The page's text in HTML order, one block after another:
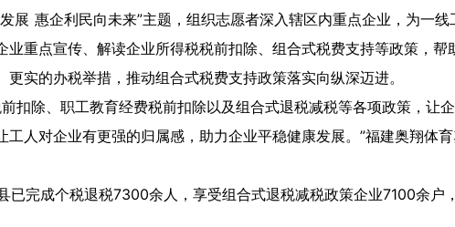
展 惠企利民向未来”主题，组织志愿者深入辖区内重点企业，为一
业重点宣传、解读企业所得税税前扣除、组合式税费支持等政策，
更实的办税举措，推动组合式税费支持政策落实向纵深迈进。
扣除、职工教育经费税前扣除以及组合式退税减税等各项政策，让
工人对企业有更强的归属感，助力企业平稳健康发展。”福建奥翔体
完成个税退税7300余人，享受组合式退税减税政策企业7100余户